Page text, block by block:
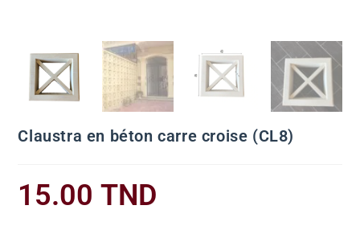
Claustra en béton carre croise (CL8)
15.00TND